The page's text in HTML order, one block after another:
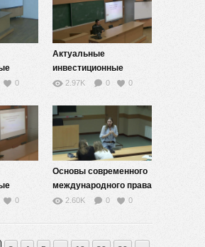
0
Актуальные
инвестиционные
стратегии — 3
2.97K 0 0
0
Основы современного
международного права
— 102.60K 0 0